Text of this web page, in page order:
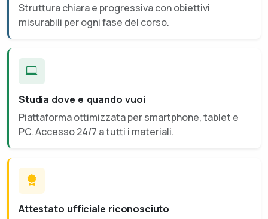
Struttura chiara e progressiva con obiettivi
misurabili per ogni fase del corso.
Studia dove e quando vuoi
Piattaforma ottimizzata per smartphone, tablet e
PC. Accesso 24/7 a tutti i materiali.
Attestato ufficiale riconosciuto